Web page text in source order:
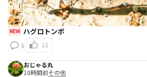
NEW ハグロトンボ
0 11
おじゃる丸
10時間前その他